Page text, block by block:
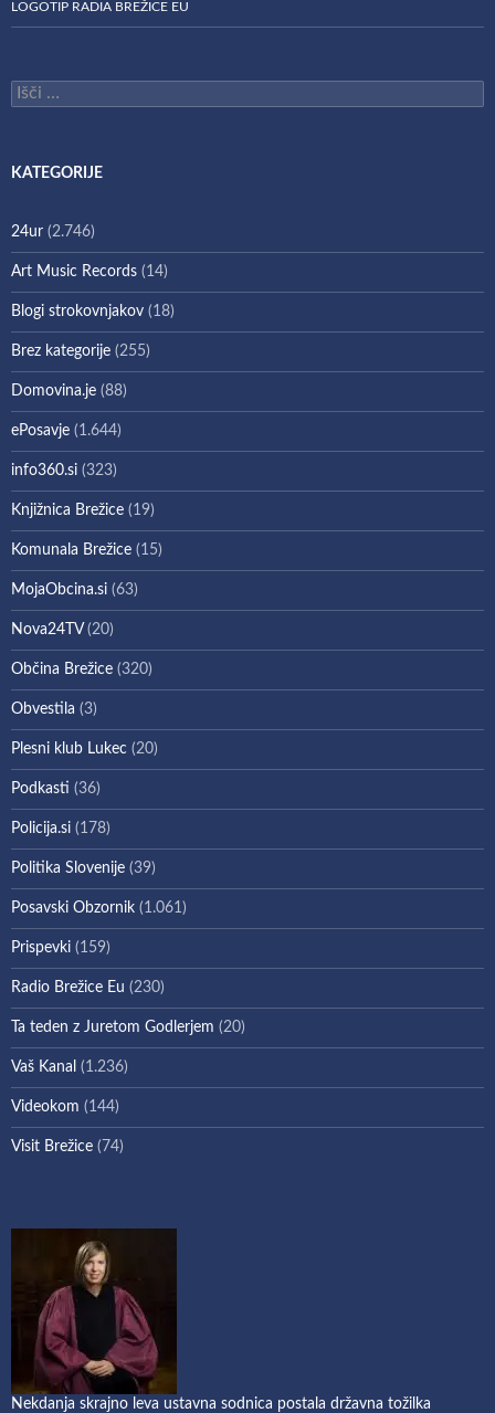
LOGOTIP RADIA BREŽICE EU
Išči:
KATEGORIJE
24ur (2.746)
Art Music Records (14)
Blogi strokovnjakov (18)
Brez kategorije (255)
Domovina.je (88)
ePosavje (1.644)
info360.si (323)
Knjižnica Brežice (19)
Komunala Brežice (15)
MojaObcina.si (63)
Nova24TV(20)
Občina Brežice (320)
Obvestila (3)
Plesni klub Lukec (20)
Podkasti (36)
Policija.si (178)
Politika Slovenije (39)
Posavski Obzornik (1.061)
Prispevki (159)
Radio Brežice Eu (230)
Ta teden z Juretom Godlerjem (20)
Vaš Kanal (1.236)
Videokom (144)
Visit Brežice (74)
Nekdanja skrajno leva ustavna sodnica postala državna tožilka